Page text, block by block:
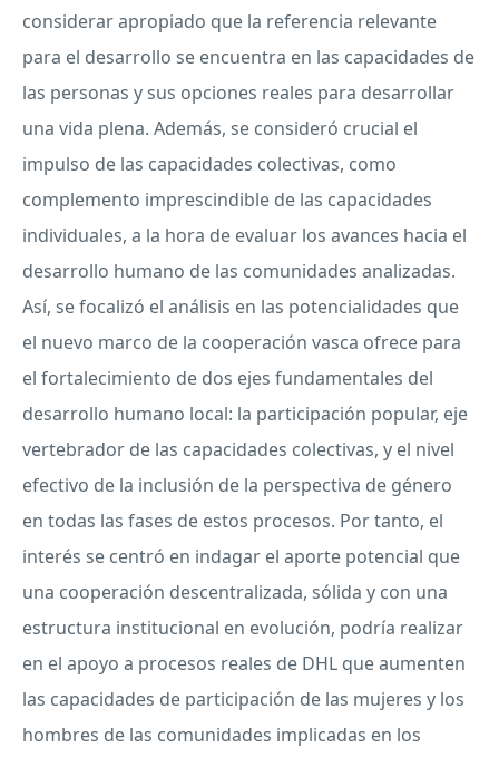
considerar apropiado que la referencia relevante
para el desarrollo se encuentra en las capacidades de
las personas y sus opciones reales para desarrollar
una vida plena. Además, se consideró crucial el
impulso de las capacidades colectivas, como
complemento imprescindible de las capacidades
individuales, a la hora de evaluar los avances hacia el
desarrollo humano de las comunidades analizadas.
Así, se focalizó el análisis en las potencialidades que
el nuevo marco de la cooperación vasca ofrece para
el fortalecimiento de dos ejes fundamentales del
desarrollo humano local: la participación popular, eje
vertebrador de las capacidades colectivas, y el nivel
efectivo de la inclusión de la perspectiva de género
en todas las fases de estos procesos. Por tanto, el
interés se centró en indagar el aporte potencial que
una cooperación descentralizada, sólida y con una
estructura institucional en evolución, podría realizar
en el apoyo a procesos reales de DHL que aumenten
las capacidades de participación de las mujeres y los
hombres de las comunidades implicadas en los